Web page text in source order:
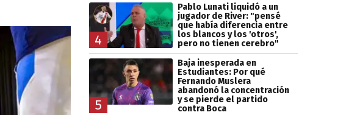
4
Pablo Lunati liquidó a un
jugador de River: "pensé
que había diferencia entre
los blancos y los 'otros',
pero no tienen cerebro"
5
Baja inesperada en
Estudiantes: Por qué
Fernando Muslera
abandonó la concentración
y se pierde el partido
contra Boca